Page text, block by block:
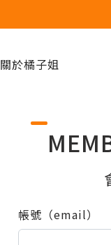
關於橘子姐
帳號（email）